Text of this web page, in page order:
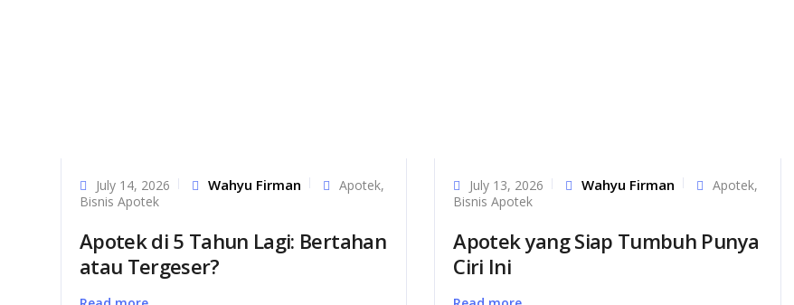
July 14, 2026 Wahyu Firman Apotek,
Bisnis Apotek
Apotek di 5 Tahun Lagi: Bertahan
atau Tergeser?
July 13, 2026 Wahyu Firman Apotek,
Bisnis Apotek
Apotek yang Siap Tumbuh Punya
Ciri Ini